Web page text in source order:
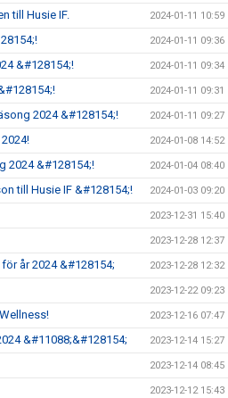
till Husie IF. 2024-01-11 10:59
2024-01-11 09:36
&#128154;! 2024-01-11 09:34
2024-01-11 09:31
2024 &#128154;! 2024-01-11 09:27
2024-01-08 14:52
2024 &#128154;! 2024-01-04 08:40
till Husie IF &#128154;! 2024-01-03 09:20
2023-12-31 15:40
2023-12-28 12:37
år 2024 &#128154; 2023-12-28 12:32
2023-12-22 09:23
2023-12-16 07:47
&#11088;&#128154; 2023-12-14 15:27
2023-12-14 08:45
2023-12-12 15:43